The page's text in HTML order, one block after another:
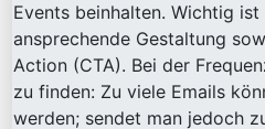
Events beinhalten. Wichtig
ansprechende Gestaltung
Action (CTA). Bei der
zu finden: Zu viele Emails
werden; sendet man jedoch